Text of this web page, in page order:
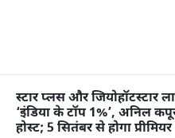
स्टार प्लस और जियोहॉटस्टार
‘इंडिया के टॉप 1%’, अनिल
होस्ट; 5 सितंबर से होगा प्रीमियर